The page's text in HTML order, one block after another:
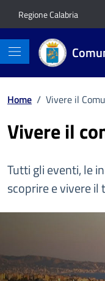
Regione Calabria
Home / Vivere il
Vivere il
Tutti gli eventi, le
scoprire e vivere